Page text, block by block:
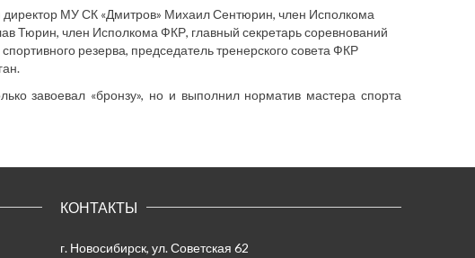
МУ СК «Дмитров» Михаил Сентюрин, член Исполкома
Тюрин, член Исполкома ФКР, главный секретарь соревнований
резерва, председатель тренерского совета ФКР
завоевал «бронзу», но и выполнил норматив мастера спорта
КОНТАКТЫ
г. Новосибирск, ул. Советская 62